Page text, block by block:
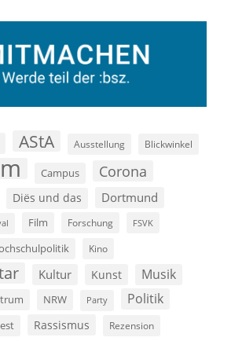
AStA Ausstellung Blickwinkel
Campus Corona
Diës und das Dortmund
Film Forschung FSVK
Kino
Kultur Kunst Musik
NRW Party Politik
Rassismus Rezension